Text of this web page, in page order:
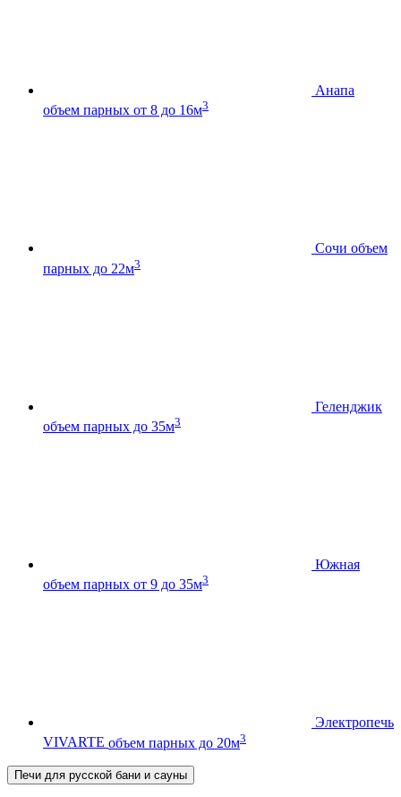
Анапа
объем парных от 8 до 16м3
Сочи объем
парных до 22м3
Геленджик
объем парных до 35м3
Южная
объем парных от 9 до 35м3
Электропечь
VIVARTE объем парных до 20м3
Печи для русской бани и сауны